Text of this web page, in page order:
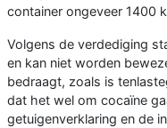
container ongeveer 1400
Volgens de verdediging
en kan niet worden
bedraagt, zoals is
dat het wel om cocaïne
getuigenverklaring en de